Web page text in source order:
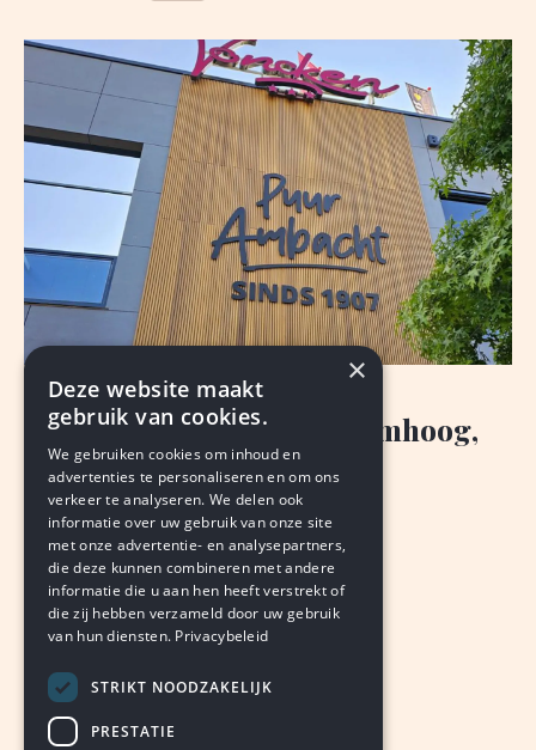
NIEUWS
Bakkerij Voncken: omzet omhoog,
nog klein verlies
PETER EBERSON
augustus 7, 2026 LEDEN
×
Deze website maakt
gebruik van cookies.
We gebruiken cookies om inhoud en
advertenties te personaliseren en om ons
verkeer te analyseren. We delen ook
informatie over uw gebruik van onze site
met onze advertentie- en analysepartners,
die deze kunnen combineren met andere
informatie die u aan hen heeft verstrekt of
die zij hebben verzameld door uw gebruik
van hun diensten. Privacybeleid
STRIKT NOODZAKELIJK
PRESTATIE